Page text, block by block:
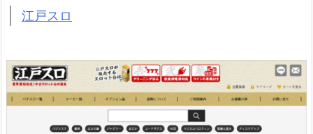
江戸スロ